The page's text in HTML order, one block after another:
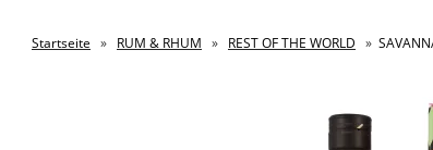
Startseite » RUM & RHUM » REST OF THE WORLD »